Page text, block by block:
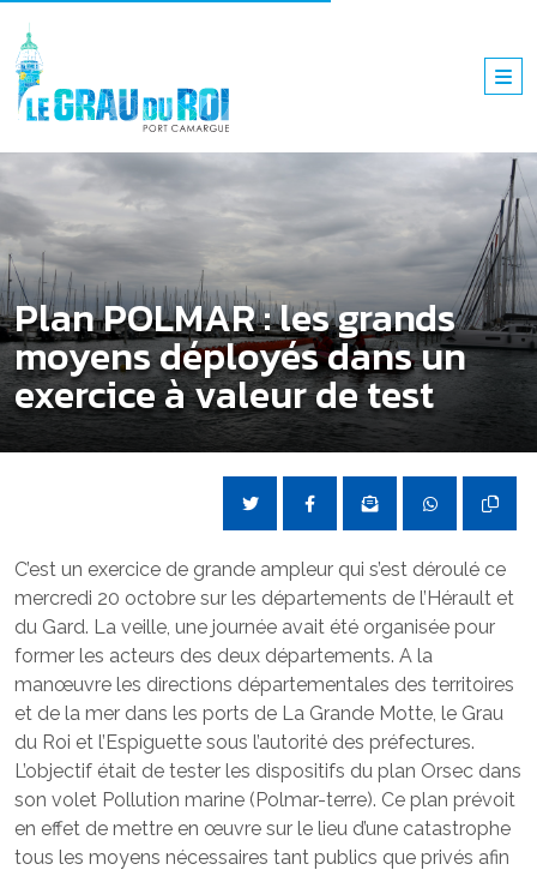
Plan POLMAR : les grands
moyens déployés dans un
exercice à valeur de test
C’est un exercice de grande ampleur qui s’est déroulé ce
mercredi 20 octobre sur les départements de l’Hérault et
du Gard. La veille, une journée avait été organisée pour
former les acteurs des deux départements. A la
manœuvre les directions départementales des territoires
et de la mer dans les ports de La Grande Motte, le Grau
du Roi et l’Espiguette sous l’autorité des préfectures.
L’objectif était de tester les dispositifs du plan Orsec dans
son volet Pollution marine (Polmar-terre). Ce plan prévoit
en effet de mettre en œuvre sur le lieu d’une catastrophe
tous les moyens nécessaires tant publics que privés afin